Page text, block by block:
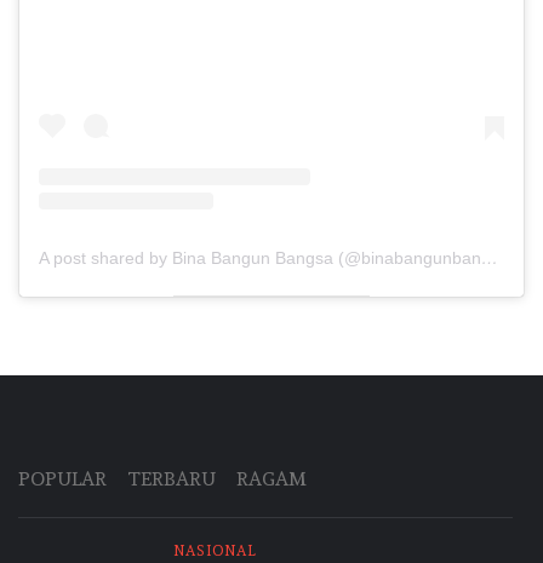
A post shared by Bina Bangun Bangsa (@binabangunbangsa)
POPULAR TERBARU RAGAM
NASIONAL